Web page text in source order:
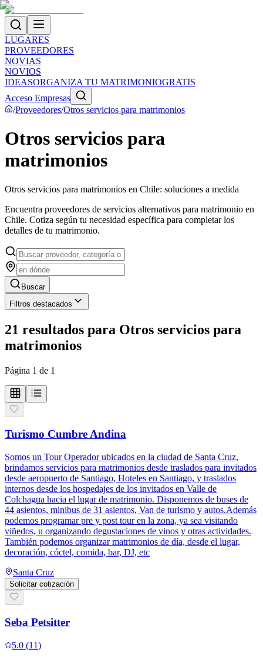
LUGARES
PROVEEDORES
NOVIAS
NOVIOS
IDEASORGANIZA TU MATRIMONIOGRATIS
Acceso Empresas
/Proveedores/Otros servicios para matrimonios
Otros servicios para
matrimonios
Otros servicios para matrimonios en Chile: soluciones a medida
Encuentra proveedores de servicios alternativos para matrimonio en
Chile. Cotiza según tu necesidad específica para completar los
detalles de tu matrimonio.
Buscar
Filtros destacados
21 resultados para Otros servicios para
matrimonios
Página 1 de 1
Turismo Cumbre Andina
Somos un Tour Operador ubicados en la ciudad de Santa Cruz,
brindamos servicios para matrimonios desde traslados para invitados
desde aeropuerto de Santiago, Hoteles en Santiago, y traslados
internos desde los hospedajes de los invitados en Valle de
Colchagua hacia el lugar de matrimonio. Disponemos de buses de
44 asientos, minibus de 31 asientos, Van de turismo y autos.Además
podemos programar pre y post tour en la zona, ya sea visitando
viñedos, u organizando degustaciones de vinos y otras actividades.
También podemos organizar matrimonios de día, desde el lugar,
decoración, cóctel, comida, bar, DJ, etc
Santa Cruz
Solicitar cotización
Seba Petsitter
5.0 (11)